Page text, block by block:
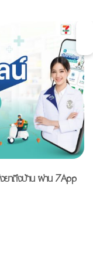
ยาถึงบ้าน ผ่าน 7App